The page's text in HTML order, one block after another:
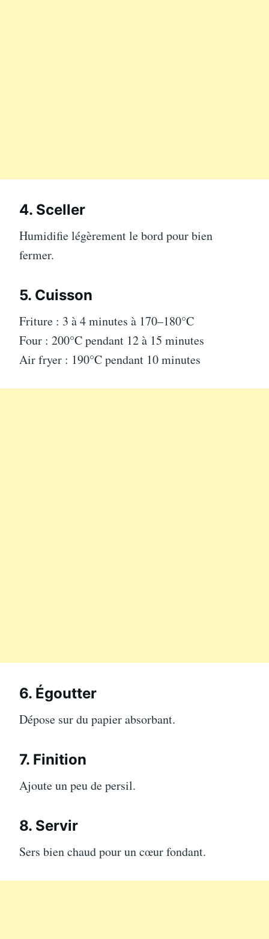
4. Sceller
Humidifie légèrement le bord pour bien
fermer.
5. Cuisson
Friture : 3 à 4 minutes à 170–180°C
Four : 200°C pendant 12 à 15 minutes
Air fryer : 190°C pendant 10 minutes
6. Égoutter
Dépose sur du papier absorbant.
7. Finition
Ajoute un peu de persil.
8. Servir
Sers bien chaud pour un cœur fondant.